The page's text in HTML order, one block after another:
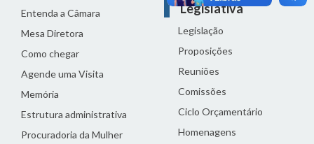
Entenda a Câmara
Mesa Diretora
Como chegar
Agende uma Visita
Memória
Estrutura administrativa
Procuradoria da Mulher
Legislativa
Legislação
Proposições
Reuniões
Comissões
Ciclo Orçamentário
Homenagens